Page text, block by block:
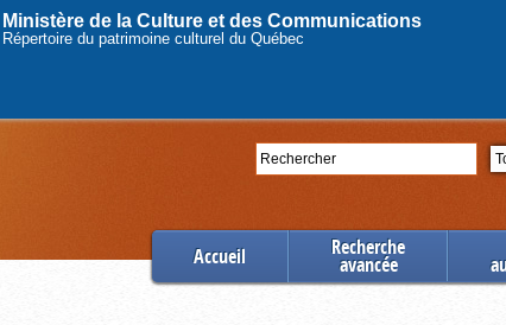
Ministère de la Culture et des Communications
Répertoire du patrimoine culturel du Québec
Rechercher
Accueil Recherche
avancée